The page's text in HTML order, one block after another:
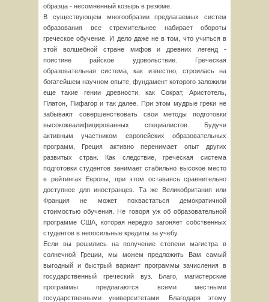
образца - несомненный козырь в резюме.
В существующем многообразии предлагаемых систем
образования все стремительнее набирает обороты
греческое обучение. И дело даже не в том, что учиться в
этой волшебной стране мифов и древних легенд -
поистине райское удовольствие. Греческая
образовательная система, как известно, строилась на
богатейшем научном опыте, фундамент которого заложили
еще такие гении древности, как Сократ, Аристотель,
Платон, Пифагор и так далее. При этом мудрые греки не
забывают совершенствовать свои методы подготовки
высококвалифицированных специалистов. Будучи
активным участником европейских образовательных
программ, Греция активно перенимает опыт других
развитых стран. Как следствие, греческая система
подготовки студентов занимает стабильно высокое место
в рейтингах Европы, при этом оставаясь сравнительно
доступнее для иностранцев. Та же Великобритания или
Франция не может похвастаться демократичной
стоимостью обучения. Не говоря уж об образовательной
программе США, которая нередко загоняет собственных
студентов в непосильные кредиты за учебу.
Если вы решились на получение степени магистра в
солнечной Греции, мы можем предложить Вам самый
выгодный и быстрый вариант программы зачисления в
государственный греческий вуз. Благо, магистерские
программы предлагаются всеми местными
государственными университетами. Благодаря этому